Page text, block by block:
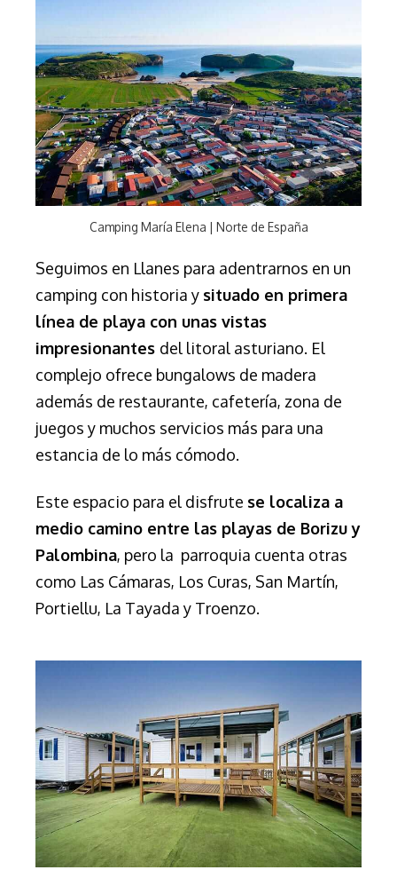
Camping María Elena | Norte de España
Seguimos en Llanes para adentrarnos en un
camping con historia y situado en primera
línea de playa con unas vistas
impresionantes del litoral asturiano. El
complejo ofrece bungalows de madera
además de restaurante, cafetería, zona de
juegos y muchos servicios más para una
estancia de lo más cómodo.
Este espacio para el disfrute se localiza a
medio camino entre las playas de Borizu y
Palombina, pero la parroquia cuenta otras
como Las Cámaras, Los Curas, San Martín,
Portiellu, La Tayada y Troenzo.